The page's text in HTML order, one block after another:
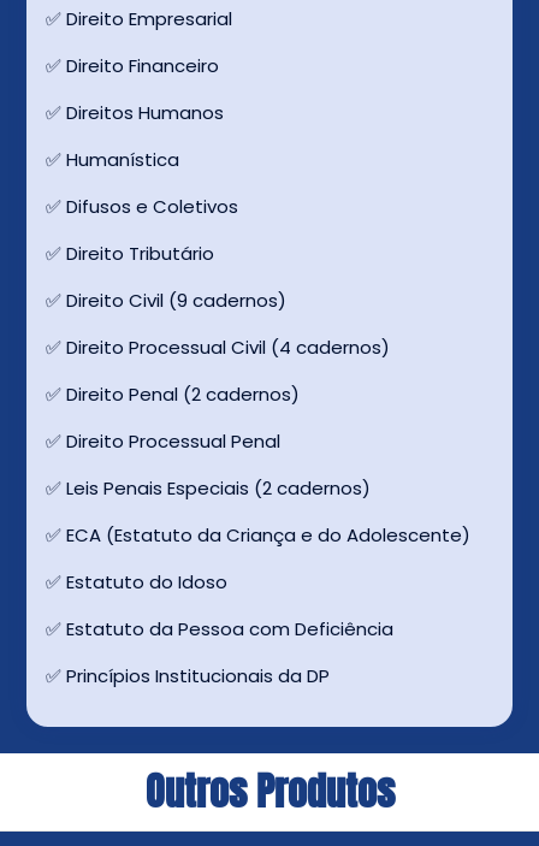
✅ Direito Empresarial
✅ Direito Financeiro
✅ Direitos Humanos
✅ Humanística
✅ Difusos e Coletivos
✅ Direito Tributário
✅ Direito Civil (9 cadernos)
✅ Direito Processual Civil (4 cadernos)
✅ Direito Penal (2 cadernos)
✅ Direito Processual Penal
✅ Leis Penais Especiais (2 cadernos)
✅ ECA (Estatuto da Criança e do Adolescente)
✅ Estatuto do Idoso
✅ Estatuto da Pessoa com Deficiência
✅ Princípios Institucionais da DP
Outros Produtos